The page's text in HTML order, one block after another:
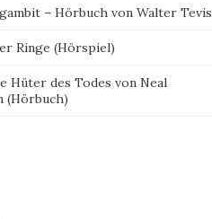
– Hörbuch von Walter Tevis
Ringe (Hörspiel)
Hüter des Todes von Neal
(Hörbuch)